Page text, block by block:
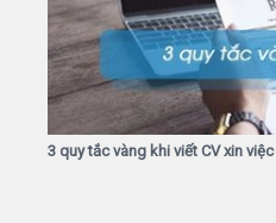
3 quy tắc vàng khi viết CV xin việc